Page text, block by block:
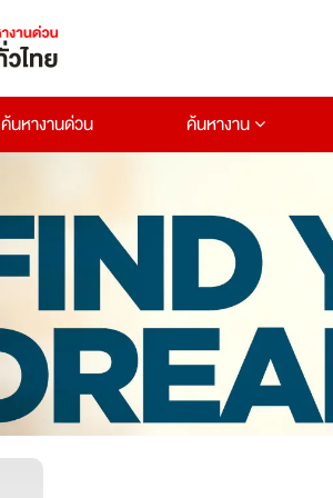
ค้นหางานด่วน ค้นหางาน